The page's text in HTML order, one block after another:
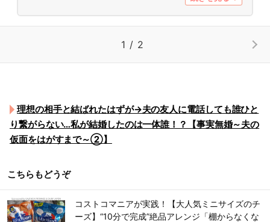
1 / 2
理想の相手と結ばれたはずが→夫の友人に電話しても誰ひと
り繋がらない…私が結婚したのは一体誰！？【事実無婚～夫の
仮面をはがすまで～②】
こちらもどうぞ
コストコマニアが実践！【大人気ミニサイズのチ
ーズ】“10分で完成”絶品アレンジ「棚からなくな